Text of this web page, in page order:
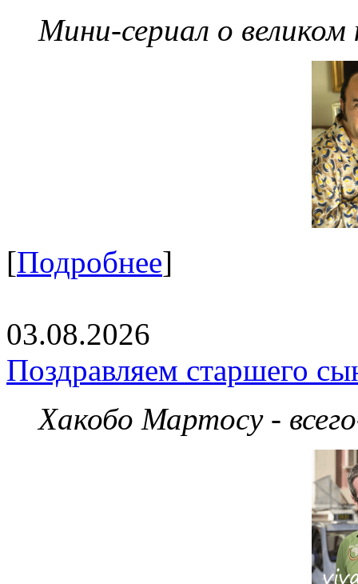
Мини-сериал о великом
[Подробнее]
03.08.2026
Поздравляем старшего
Хакобо Мартосу -